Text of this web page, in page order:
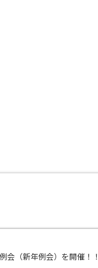
会（新年例会）を開催！！